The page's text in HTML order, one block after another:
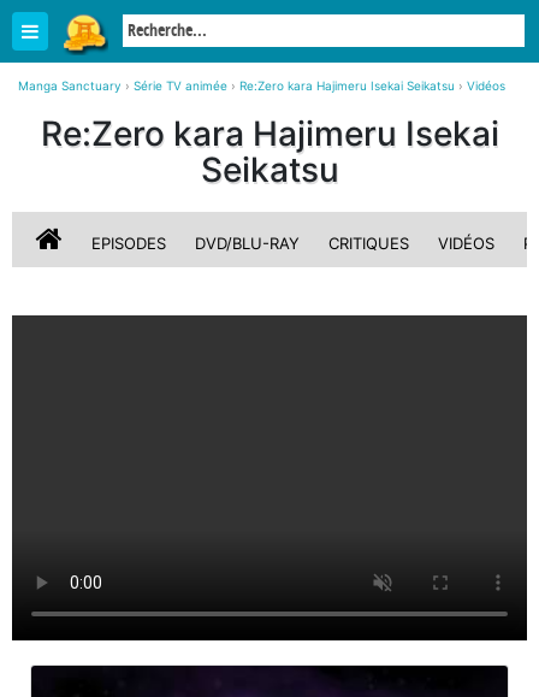
Manga Sanctuary › Série TV animée › Re:Zero kara Hajimeru Isekai Seikatsu › Vidéos
Re:Zero kara Hajimeru Isekai
Seikatsu
EPISODES DVD/BLU-RAY CRITIQUES VIDÉOS